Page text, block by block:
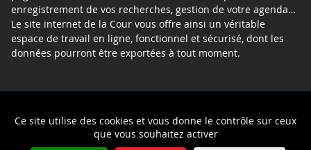
Ce site utilise des cookies et vous donne le contrôle sur ceux
que vous souhaitez activer
enregistrement de vos recherches, gestion de votre agenda…
Le site internet de la Cour vous offre ainsi un véritable
espace de travail en ligne, fonctionnel et sécurisé, dont les
données pourront être exportées à tout moment.
Politique de confidentialité